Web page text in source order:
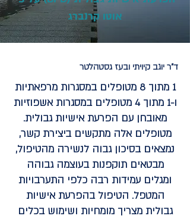
אוטו קרנברג
ד"ר יוגב קיויתי ובעז גסטהלטר
1 מתוך 8 מטופלים במסגרות מרפאתיות
ו-1 מתוך 4 מטופלים במסגרות אשפוזיות
מאובחן עם הפרעת אישיות גבולית.
מטופלים אלה מתקשים ביצירת קשר,
נמצאים בסיכון גבוה לנשירה מהטיפול,
מבטאים תוקפנות בעוצמה גבוהה
ומגלים עמידות רבה כלפי התערבויות
המטפל. הטיפול בהפרעת אישיות
גבולית מצריך מומחיות ושימוש בכלים